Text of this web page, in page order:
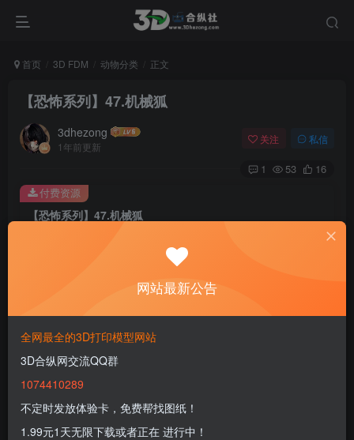
首页 3D FDM 动物分类 正文
【恐怖系列】47.机械狐
3dhezong
1年前更新
关注 私信
1 53 16
【恐怖系列】47.机械狐
100
免费
付费资源
网站最新公告
全网最全的3D打印模型网站
3D合纵网交流QQ群
1074410289
不定时发放体验卡，免费帮找图纸！
1.99元1天无限下载或者正在 进行中！